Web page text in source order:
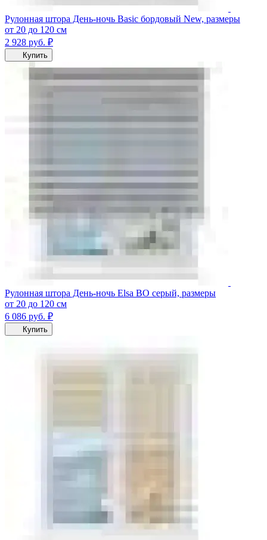
Рулонная штора День-ночь Basic бордовый New, размеры
от 20 до 120 см
2 928 руб. ₽
Купить
Рулонная штора День-ночь Elsa ВО серый, размеры
от 20 до 120 см
6 086 руб. ₽
Купить